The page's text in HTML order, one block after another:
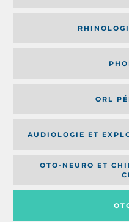
ORL
AUDIOLOGIE ET
OTO-NEURO ET